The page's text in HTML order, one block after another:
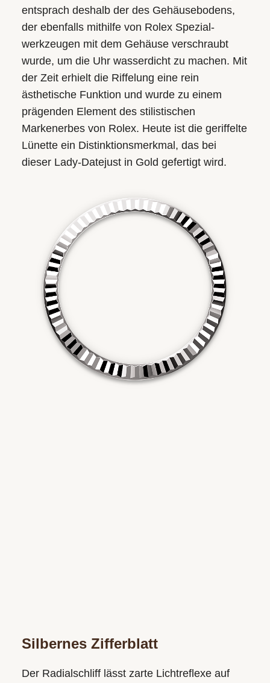
entsprach deshalb der des Gehäuse­bodens,
der ebenfalls mithilfe von Rolex Spezial­
werkzeugen mit dem Gehäuse verschraubt
wurde, um die Uhr wasserdicht zu machen. Mit
der Zeit erhielt die Riffelung eine rein
ästhetische Funktion und wurde zu einem
prägenden Element des stilistischen
Markenerbes von Rolex. Heute ist die geriffelte
Lünette ein Distinktions­merkmal, das bei
dieser Lady-Datejust in Gold gefertigt wird.
Silbernes Zifferblatt
Der Radialschliff lässt zarte Lichtreflexe auf